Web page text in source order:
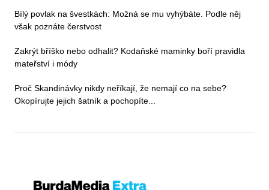
Bílý povlak na švestkách: Možná se mu vyhýbáte. Podle něj
však poznáte čerstvost
Zakrýt bříško nebo odhalit? Kodaňské maminky boří pravidla
mateřství i módy
Proč Skandinávky nikdy neříkají, že nemají co na sebe?
Okopírujte jejich šatník a pochopíte...